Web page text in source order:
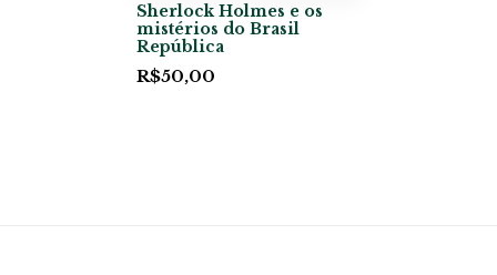
Sherlock Holmes e os
mistérios do Brasil
República
R$50,00